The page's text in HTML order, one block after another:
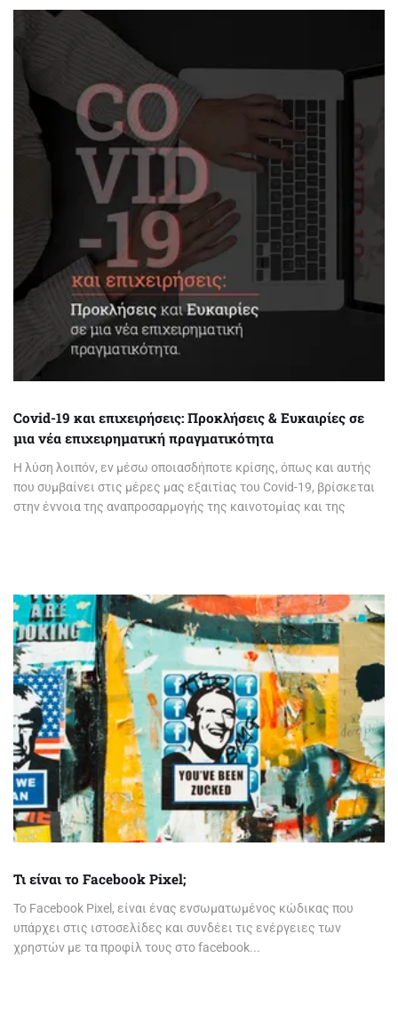
Covid-19 και επιχειρήσεις: Προκλήσεις & Ευκαιρίες σε
μια νέα επιχειρηματική πραγματικότητα
Η λύση λοιπόν, εν μέσω οποιασδήποτε κρίσης, όπως και αυτής
που συμβαίνει στις μέρες μας εξαιτίας του Covid-19, βρίσκεται
στην έννοια της αναπροσαρμογής της καινοτομίας και της
Τι είναι το Facebook Pixel;
Το Facebook Pixel, είναι ένας ενσωματωμένος κώδικας που
υπάρχει στις ιστοσελίδες και συνδέει τις ενέργειες των
χρηστών με τα προφίλ τους στο facebook...